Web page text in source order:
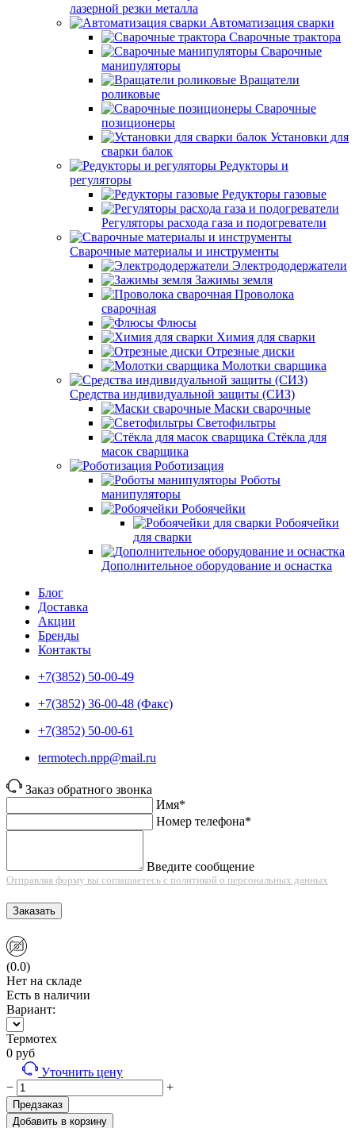
лазерной резки металла
Автоматизация сварки
Сварочные трактора
Сварочные
манипуляторы
Вращатели
роликовые
Сварочные
позиционеры
Установки для
сварки балок
Редукторы и
регуляторы
Редукторы газовые
Регуляторы расхода газа и подогреватели
Сварочные материалы и инструменты
Электрододержатели
Зажимы земля
Проволока
сварочная
Флюсы
Химия для сварки
Отрезные диски
Молотки сварщика
Средства индивидуальной защиты (СИЗ)
Маски сварочные
Светофильтры
Стёкла для
масок сварщика
Роботизация
Роботы
манипуляторы
Робоячейки
Робоячейки
для сварки
Дополнительное оборудование и оснастка
Блог
Доставка
Акции
Бренды
Контакты
+7(3852) 50-00-49
+7(3852) 36-00-48 (Факс)
+7(3852) 50-00-61
termotech.npp@mail.ru
Заказ обратного звонка
Имя*
Номер телефона*
Введите сообщение
Отправляя форму вы соглашаетесь с политикой о персональных данных
Заказать
(0.0)
Нет на складе
Есть в наличии
Вариант:
Термотех
0 руб
Уточнить цену
−
+
Предзаказ
Добавить в корзину